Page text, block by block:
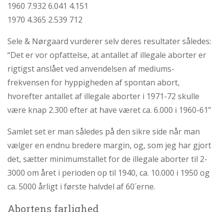
1960 7.932 6.041 4.151
1970 4.365 2.539 712
Sele & Nørgaard vurderer selv deres resultater således:
“Det er vor opfattelse, at antallet af illegale aborter er
rigtigst anslået ved anvendelsen af mediums-
frekvensen for hyppigheden af spontan abort,
hvorefter antallet af illegale aborter i 1971-72 skulle
være knap 2.300 efter at have været ca. 6.000 i 1960-61”
Samlet set er man således på den sikre side når man
vælger en endnu bredere margin, og, som jeg har gjort
det, sætter minimumstallet for de illegale aborter til 2-
3000 om året i perioden op til 1940, ca. 10.000 i 1950 og
ca. 5000 årligt i første halvdel af 60´erne.
Abortens farlighed